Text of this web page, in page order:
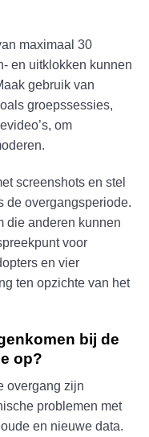
maximaal 30
en uitklokken kunnen
gebruik van
groepssessies,
om
screenshots en stel
de overgangsperiode.
die anderen kunnen
voor
en vier
ten opzichte van het
bij de
op?
overgang zijn
problemen met
en nieuwe data.